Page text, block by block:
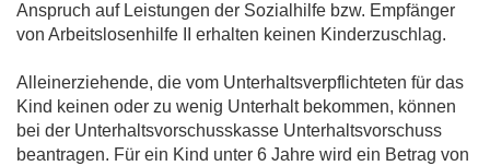
Anspruch auf Leistungen der Sozialhilfe bzw. Empfänger
von Arbeitslosenhilfe II erhalten keinen Kinderzuschlag.
Alleinerziehende, die vom Unterhaltsverpflichteten für das
Kind keinen oder zu wenig Unterhalt bekommen, können
bei der Unterhaltsvorschusskasse Unterhaltsvorschuss
beantragen. Für ein Kind unter 6 Jahre wird ein Betrag von